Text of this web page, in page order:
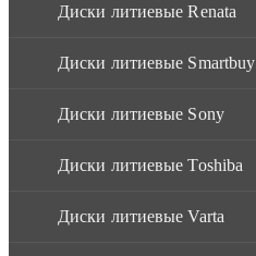
Диски литиевые Renata
Диски литиевые Smartbuy
Диски литиевые Sony
Диски литиевые Toshiba
Диски литиевые Varta